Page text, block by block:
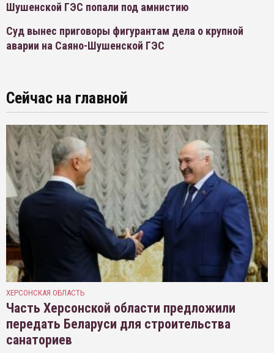
Шушенской ГЭС попали под амнистию
Суд вынес приговоры фигурантам дела о крупной
аварии на Саяно-Шушенской ГЭС
Сейчас на главной
ХЕРСОНСКАЯ ОБЛАСТЬ
Часть Херсонской области предложили
передать Беларуси для строительства
санаториев